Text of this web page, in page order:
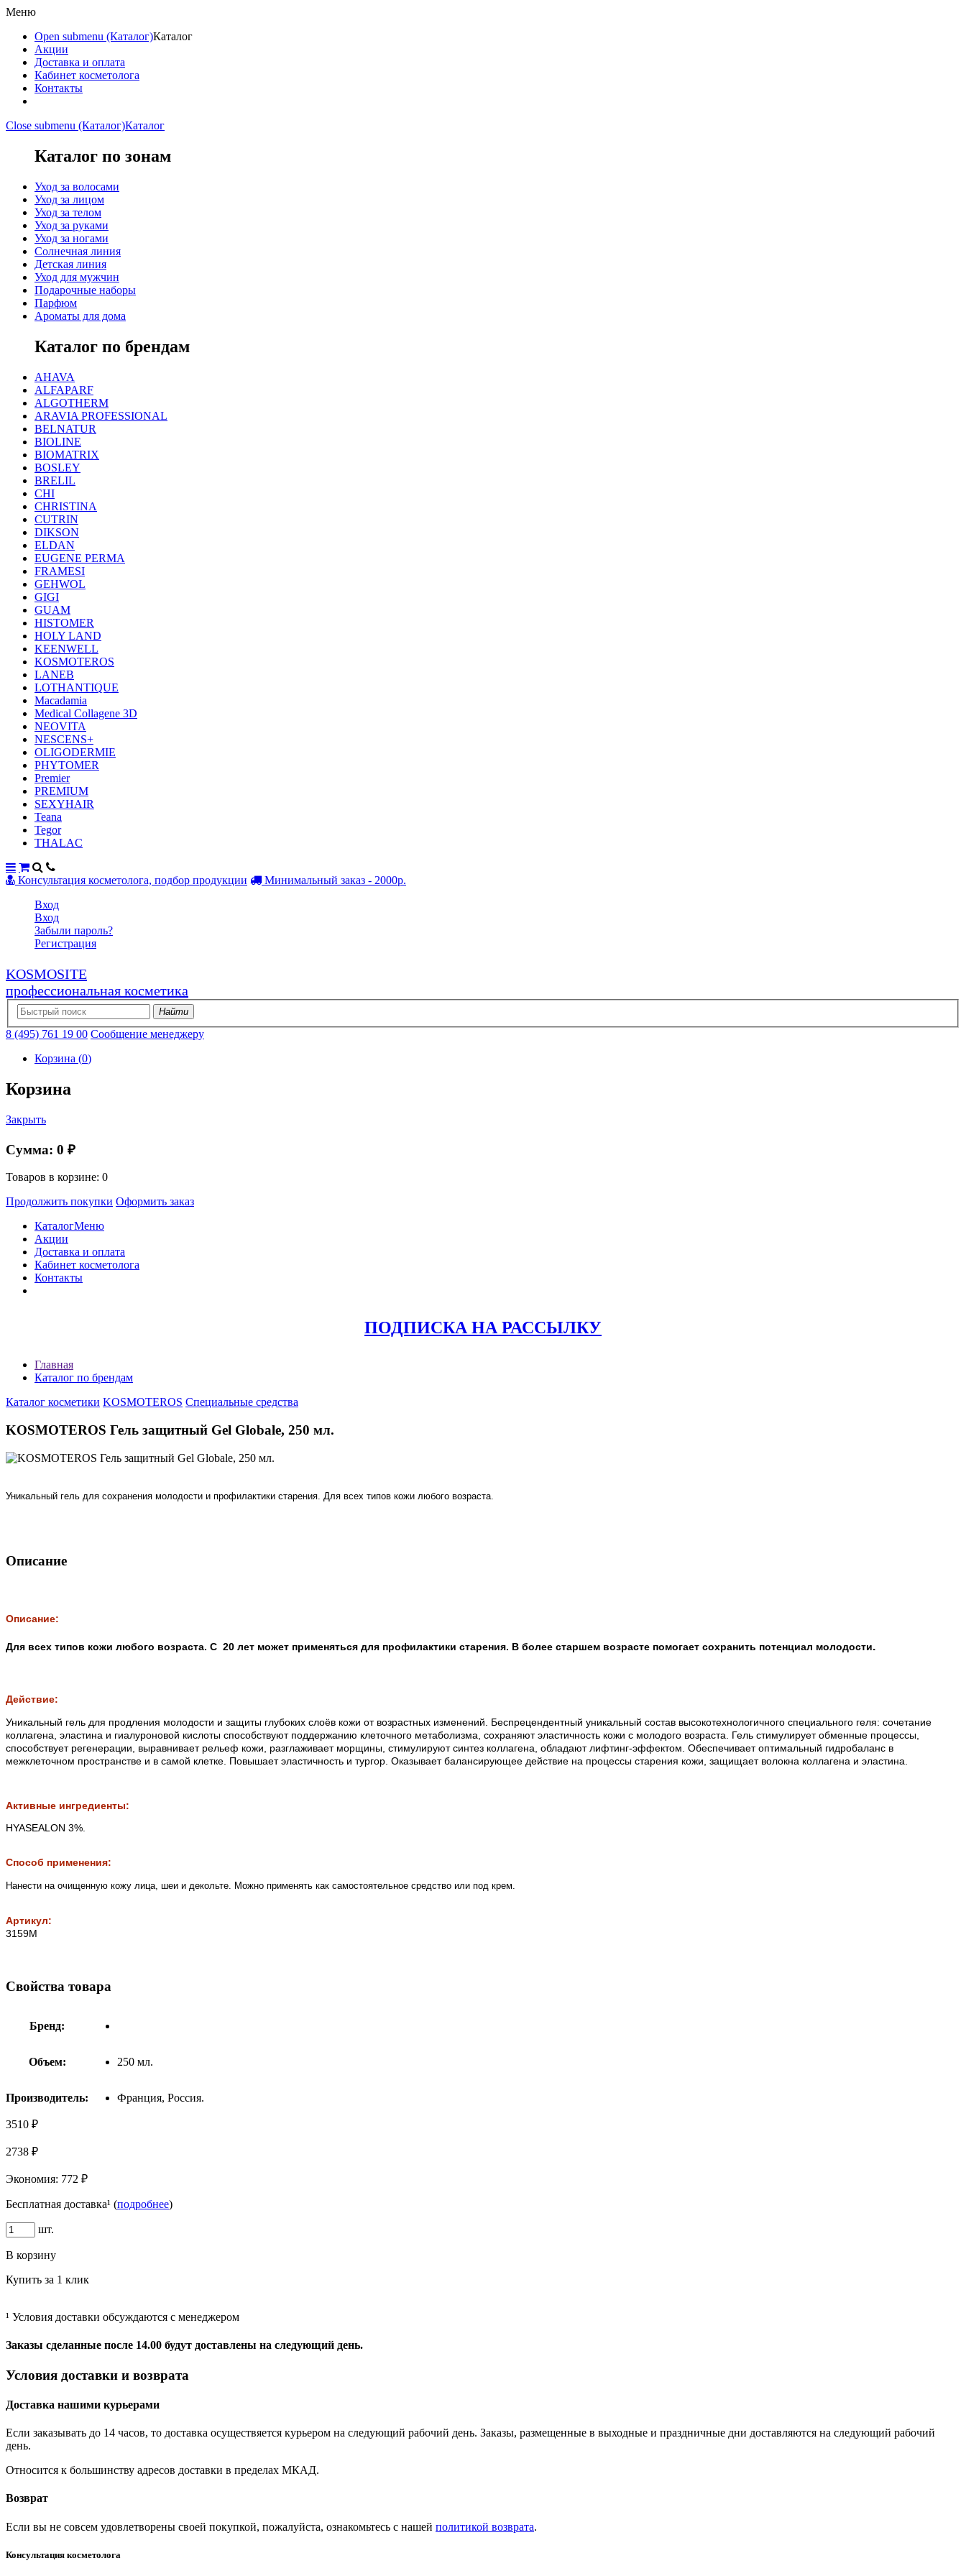
Меню
Open submenu (Каталог)Каталог
Акции
Доставка и оплата
Кабинет косметолога
Контакты
Close submenu (Каталог)Каталог
Каталог по зонам
Уход за волосами
Уход за лицом
Уход за телом
Уход за руками
Уход за ногами
Солнечная линия
Детская линия
Уход для мужчин
Подарочные наборы
Парфюм
Ароматы для дома
Каталог по брендам
AHAVA
ALFAPARF
ALGOTHERM
ARAVIA PROFESSIONAL
BELNATUR
BIOLINE
BIOMATRIX
BOSLEY
BRELIL
CHI
CHRISTINA
CUTRIN
DIKSON
ELDAN
EUGENE PERMA
FRAMESI
GEHWOL
GIGI
GUAM
HISTOMER
HOLY LAND
KEENWELL
KOSMOTEROS
LANEB
LOTHANTIQUE
Macadamia
Medical Collagene 3D
NEOVITA
NESCENS+
OLIGODERMIE
PHYTOMER
Premier
PREMIUM
SEXYHAIR
Teana
Tegor
THALAC
Консультация косметолога, подбор продукции
Минимальный заказ - 2000р.
Вход
Вход
Забыли пароль?
Регистрация
KOSMOSITE
профессиональная косметика
Найти
8 (495) 761 19 00 Сообщение менеджеру
Корзина (0)
Корзина
Закрыть
Сумма: 0 ₽
Товаров в корзине: 0
Продолжить покупки Оформить заказ
КаталогМеню
Акции
Доставка и оплата
Кабинет косметолога
Контакты
ПОДПИСКА НА РАССЫЛКУ
Главная
Каталог по брендам
Каталог косметики KOSMOTEROS Специальные средства
KOSMOTEROS Гель защитный Gel Globale, 250 мл.
Уникальный гель для сохранения молодости и профилактики старения. Для всех типов кожи любого возраста.
Описание
Описание:
Для всех типов кожи любого возраста. С 20 лет может применяться для профилактики старения. В более старшем возрасте помогает сохранить потенциал молодости.
Действие:
Уникальный гель для продления молодости и защиты глубоких слоёв кожи от возрастных изменений. Беспрецендентный уникальный состав высокотехнологичного специального геля: сочетание
коллагена, эластина и гиалуроновой кислоты способствуют поддержанию клеточного метаболизма, сохраняют эластичность кожи с молодого возраста. Гель стимулирует обменные процессы,
способствует регенерации, выравнивает рельеф кожи, разглаживает морщины, стимулируют синтез коллагена, обладают лифтинг-эффектом. Обеспечивает оптимальный гидробаланс в
межклеточном пространстве и в самой клетке. Повышает эластичность и тургор. Оказывает балансирующее действие на процессы старения кожи, защищает волокна коллагена и эластина.
Активные ингредиенты:
HYASEALON 3%.
Способ применения:
Нанести на очищенную кожу лица, шеи и декольте. Можно применять как самостоятельное средство или под крем.
Артикул:
3159М
Свойства товара
Бренд:
Объем: 250 мл.
Производитель: Франция, Россия.
3510 ₽
2738 ₽
Экономия: 772 ₽
Бесплатная доставка¹ (подробнее)
шт.
В корзину
Купить за 1 клик
¹ Условия доставки обсуждаются с менеджером
Заказы сделанные после 14.00 будут доставлены на следующий день.
Условия доставки и возврата
Доставка нашими курьерами
Если заказывать до 14 часов, то доставка осуществяется курьером на следующий рабочий день. Заказы, размещенные в выходные и праздничные дни доставляются на следующий рабочий
день.
Относится к большинству адресов доставки в пределах МКАД.
Возврат
Если вы не совсем удовлетворены своей покупкой, пожалуйста, ознакомьтесь с нашей политикой возврата.
Консультация косметолога